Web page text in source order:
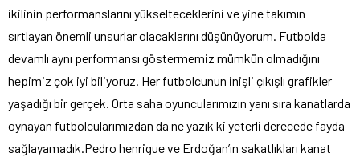
ikilinin performanslarını yükselteceklerini ve yine takımın
sırtlayan önemli unsurlar olacaklarını düşünüyorum. Futbolda
devamlı aynı performansı göstermemiz mümkün olmadığını
hepimiz çok iyi biliyoruz. Her futbolcunun inişli çıkışlı grafikler
yaşadığı bir gerçek. Orta saha oyuncularımızın yanı sıra kanatlarda
oynayan futbolcularımızdan da ne yazık ki yeterli derecede fayda
sağlayamadık.Pedro henrigue ve Erdoğan’ın sakatlıkları kanat